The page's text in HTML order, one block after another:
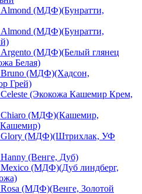
Almond (МДФ)(Бунратти,
Almond (МДФ)(Бунратти,
Argento (МДФ)(Белый глянец
Белая)
Bruno (МДФ)(Хадсон,
Грей)
(Экокожа Кашемир Крем,
Chiaro (МДФ)(Кашемир,
Glory (МДФ)(Штрихлак, УФ
(Венге, Дуб)
Mexico (МДФ)(Дуб линдберг,
(МДФ)(Венге, Золотой